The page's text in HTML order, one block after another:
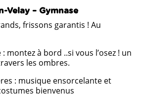
Velay – Gymnase
frissons garantis ! Au
à bord ..si vous l’osez ! un
les ombres.
: musique ensorcelante et
bienvenus